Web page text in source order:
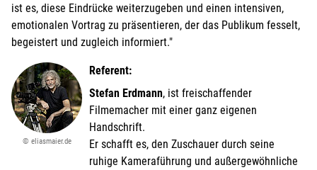
ist es, diese Eindrücke weiterzugeben und einen intensiven,
emotionalen Vortrag zu präsentieren, der das Publikum fesselt,
begeistert und zugleich informiert."
© eliasmaier.de
Referent:
Stefan Erdmann, ist freischaffender
Filmemacher mit einer ganz eigenen
Handschrift.
Er schafft es, den Zuschauer durch seine
ruhige Kameraführung und außergewöhnliche